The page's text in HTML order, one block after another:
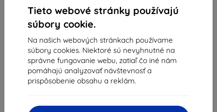
Tieto webové stránky používajú
súbory cookie.
Na našich webových stránkach používame
súbory cookies. Niektoré sú nevyhnutné na
správne fungovanie webu, zatiaľ čo iné nám
pomáhajú analyzovať návštevnosť a
prispôsobenie obsahu a reklám.
Doprava už od 1,50 € (Zadarmo od 50,00 €)
Výhodný set
Púzdra a kryty + Ochrana
displeja
viac info
-15%